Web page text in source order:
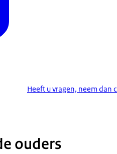
Heeft u vragen, neem dan
ouders